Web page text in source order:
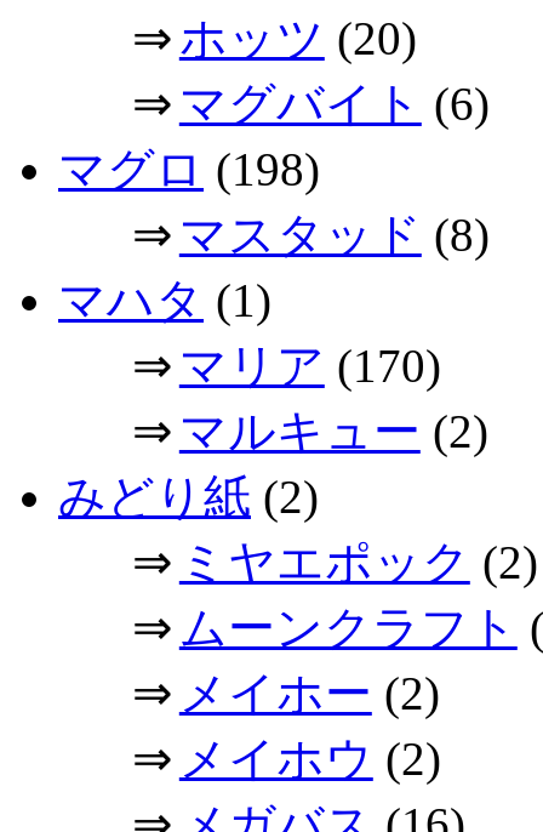
⇒ホッツ (20)
⇒ マグバイト (6)
マグロ (198)
⇒ マスタッド (8)
マハタ (1)
⇒ マリア (170)
⇒ マルキュー (2)
みどり紙 (2)
⇒ ミヤエポック (2)
⇒ ムーンクラフト
⇒ メイホー (2)
⇒ メイホウ (2)